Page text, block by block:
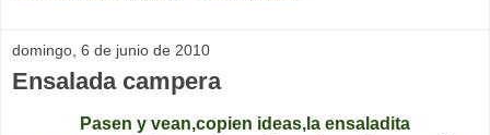
domingo, 6 de junio de 2010
Ensalada campera
Pasen y vean,copien ideas,la ensaladita